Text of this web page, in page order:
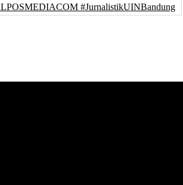
#JurnalistikUINBandung